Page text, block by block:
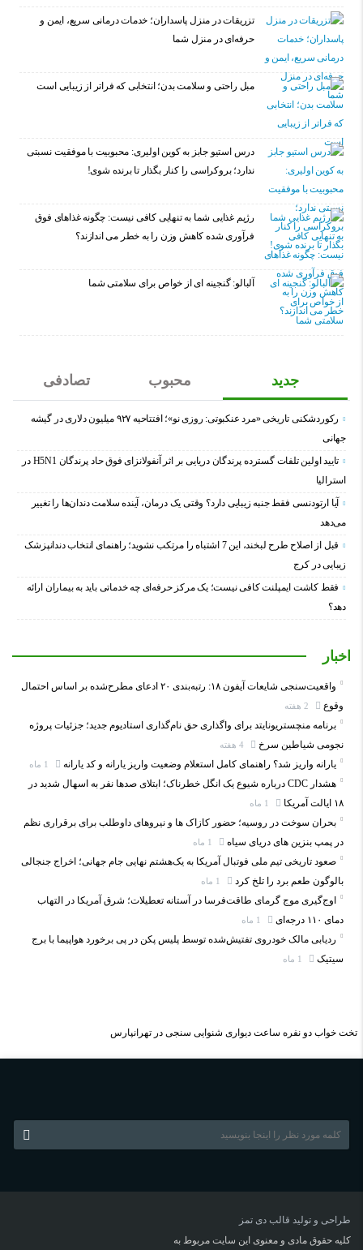
تزریقات در منزل پاسداران؛ خدمات درمانی سریع، ایمن و
حرفه‌ای در منزل شما
مبل راحتی و سلامت بدن؛ انتخابی که فراتر از زیبایی است
درس استیو جابز به کوین اولیری: محبوبیت با موفقیت نسبتی
ندارد؛ بروکراسی را کنار بگذار تا برنده شوی!
رژیم غذایی شما به تنهایی کافی نیست: چگونه غذاهای فوق
فرآوری شده کاهش وزن را به خطر می اندازند؟
آلبالو: گنجینه ای از خواص برای سلامتی شما
جدید محبوب تصادفی
رکوردشکنی تاریخی «مرد عنکبوتی: روزی نو»؛ افتتاحیه ۹۲۷ میلیون دلاری در گیشه
جهانی
تایید اولین تلفات گسترده پرندگان دریایی بر اثر آنفولانزای فوق حاد پرندگان H5N1 در
استرالیا
آیا ارتودنسی فقط جنبه زیبایی دارد؟ وقتی یک درمان، آینده سلامت دندان‌ها را تغییر
می‌دهد
قبل از اصلاح طرح لبخند، این 7 اشتباه را مرتکب نشوید؛ راهنمای انتخاب دندانپزشک
زیبایی در کرج
فقط کاشت ایمپلنت کافی نیست؛ یک مرکز حرفه‌ای چه خدماتی باید به بیماران ارائه
دهد؟
اخبار
واقعیت‌سنجی شایعات آیفون ۱۸: رتبه‌بندی ۲۰ ادعای مطرح‌شده بر اساس احتمال
وقوع
برنامه منچستریونایتد برای واگذاری حق نام‌گذاری استادیوم جدید؛ جزئیات پروژه
نجومی شیاطین سرخ
یارانه واریز شد؟ راهنمای کامل استعلام وضعیت واریز یارانه و کد یارانه
هشدار CDC درباره شیوع یک انگل خطرناک؛ ابتلای صدها نفر به اسهال شدید در
۱۸ ایالت آمریکا
بحران سوخت در روسیه؛ حضور کازاک‌ ها و نیروهای داوطلب برای برقراری نظم
در پمپ بنزین‌ های دریای سیاه
صعود تاریخی تیم ملی فوتبال آمریکا به یک‌هشتم نهایی جام جهانی؛ اخراج جنجالی
بالوگون طعم برد را تلخ کرد
اوج‌گیری موج گرمای طاقت‌فرسا در آستانه تعطیلات؛ شرق آمریکا در التهاب
دمای ۱۱۰ درجه‌ای
ردیابی مالک خودروی تفتیش‌شده توسط پلیس پکن در پی برخورد هواپیما با برج
سیتیک
تخت خواب دو نفره ساعت دیواری شنوایی سنجی در تهرانپارس
طراحی و تولید قالب دی تمز
کلیه حقوق مادی و معنوی این سایت مربوط به